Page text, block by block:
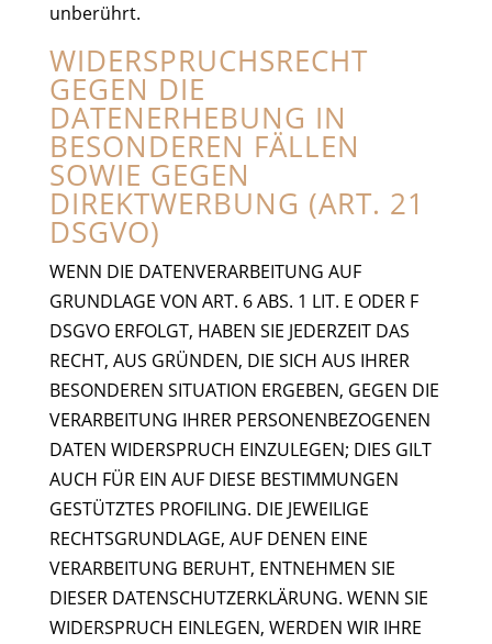
unberührt.
WIDERSPRUCHSRECHT
GEGEN DIE
DATENERHEBUNG IN
BESONDEREN FÄLLEN
SOWIE GEGEN
DIREKTWERBUNG (ART. 21
DSGVO)
WENN DIE DATENVERARBEITUNG AUF
GRUNDLAGE VON ART. 6 ABS. 1 LIT. E ODER F
DSGVO ERFOLGT, HABEN SIE JEDERZEIT DAS
RECHT, AUS GRÜNDEN, DIE SICH AUS IHRER
BESONDEREN SITUATION ERGEBEN, GEGEN DIE
VERARBEITUNG IHRER PERSONENBEZOGENEN
DATEN WIDERSPRUCH EINZULEGEN; DIES GILT
AUCH FÜR EIN AUF DIESE BESTIMMUNGEN
GESTÜTZTES PROFILING. DIE JEWEILIGE
RECHTSGRUNDLAGE, AUF DENEN EINE
VERARBEITUNG BERUHT, ENTNEHMEN SIE
DIESER DATENSCHUTZERKLÄRUNG. WENN SIE
WIDERSPRUCH EINLEGEN, WERDEN WIR IHRE